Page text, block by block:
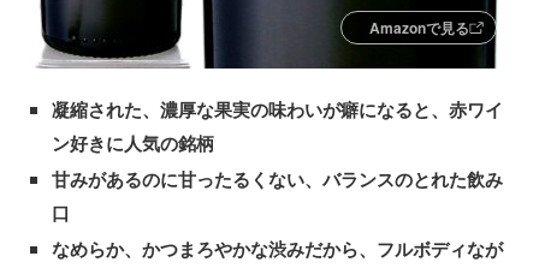
Amazonで見る
凝縮された、濃厚な果実の味わいが癖になると、赤ワイ
ン好きに人気の銘柄
甘みがあるのに甘ったるくない、バランスのとれた飲み
口
なめらか、かつまろやかな渋みだから、フルボディなが